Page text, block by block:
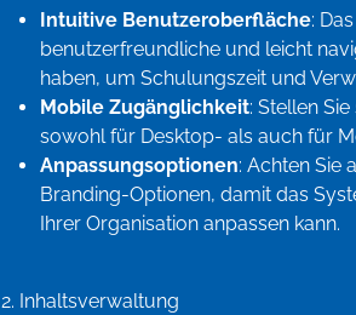
Intuitive Benutzeroberfläche:
benutzerfreundliche und leicht
haben, um Schulungszeit und
Mobile Zugänglichkeit: Stellen
sowohl für Desktop- als auch für
Anpassungsoptionen: Achten Sie
Branding-Optionen, damit das
Ihrer Organisation anpassen kann.
2. Inhaltsverwaltung